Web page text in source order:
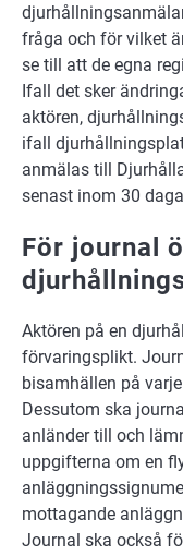
fråga och för vilket
se till att de egna
Ifall det sker
aktören,
ifall
anmälas till
senast inom 30
För journal
Aktören på en
förvaringsplikt.
bisamhällen på
Dessutom ska
anländer till och
uppgifterna om en
mottagande
Journal ska också